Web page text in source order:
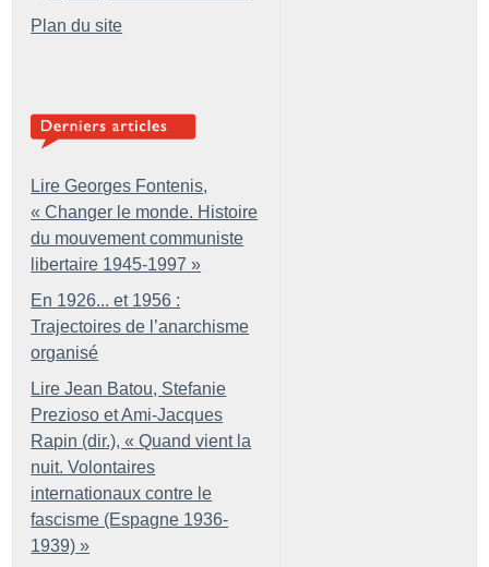
Plan du site
Lire Georges Fontenis,
« Changer le monde. Histoire
du mouvement communiste
libertaire 1945-1997 »
En 1926... et 1956 :
Trajectoires de l’anarchisme
organisé
Lire Jean Batou, Stefanie
Prezioso et Ami-Jacques
Rapin (dir.), « Quand vient la
nuit. Volontaires
internationaux contre le
fascisme (Espagne 1936-
1939) »